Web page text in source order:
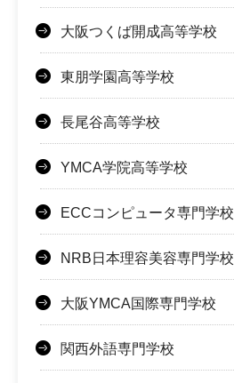
大阪つくば開成高等学校
東朋学園高等学校
長尾谷高等学校
YMCA学院高等学校
ECCコンピュータ専門学校
NRB日本理容美容専門学校
大阪YMCA国際専門学校
関西外語専門学校